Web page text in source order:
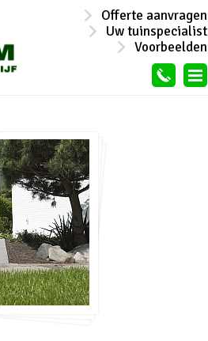
Offerte aanvragen
Uw tuinspecialist
Voorbeelden